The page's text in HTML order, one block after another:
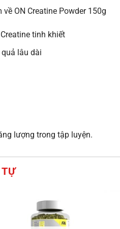
ON Creatine Powder 150g
tinh khiết
lâu dài
lượng trong tập luyện.